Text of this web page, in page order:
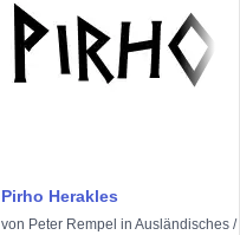
Pirho Herakles
von Peter Rempel in Ausländisches /